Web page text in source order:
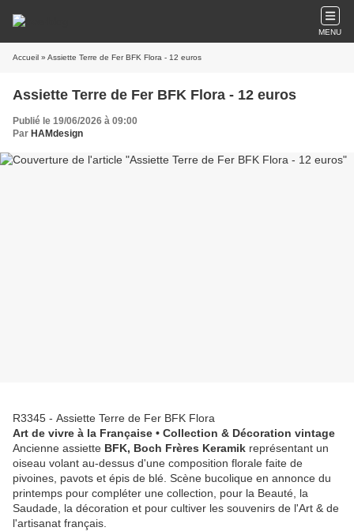
MENU
Accueil » Assiette Terre de Fer BFK Flora - 12 euros
Assiette Terre de Fer BFK Flora - 12 euros
Publié le 19/06/2026 à 09:00
Par HAMdesign
R3345 - Assiette Terre de Fer BFK Flora
Art de vivre à la Française • Collection & Décoration vintage
Ancienne assiette BFK, Boch Frères Keramik représentant un
oiseau volant au-dessus d'une composition florale faite de
pivoines, pavots et épis de blé. Scène bucolique en annonce du
printemps pour compléter une collection, pour la Beauté, la
Saudade, la décoration et pour cultiver les souvenirs de l'Art & de
l'artisanat français.